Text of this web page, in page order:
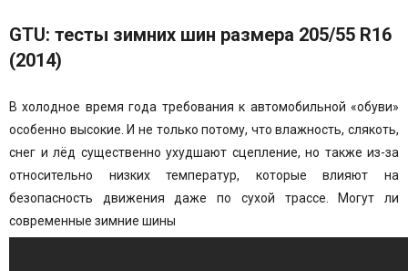
GTU: тесты зимних шин размера 205/55 R16
(2014)
В холодное время года требования к автомобильной «обуви»
особенно высокие. И не только потому, что влажность, слякоть,
снег и лёд существенно ухудшают сцепление, но также из-за
относительно низких температур, которые влияют на
безопасность движения даже по сухой трассе. Могут ли
современные зимние шины